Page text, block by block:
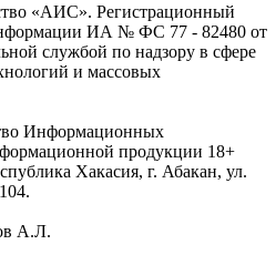
«АИС». Регистрационный
ИА № ФС 77 - 82480 от
службой по надзору в сфере
и массовых
Информационных
продукции 18+
Хакасия, г. Абакан, ул.
А.Л.